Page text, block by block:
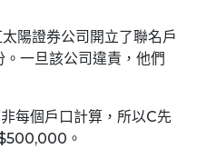
陽證券公司開立了聯名戶
一旦該公司違責，他們
每個戶口計算，所以C先
。